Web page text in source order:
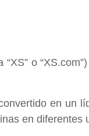
o
en un
en diferentes